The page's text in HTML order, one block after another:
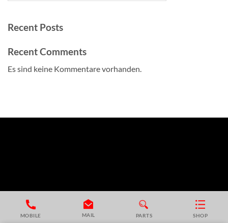
Recent Posts
Recent Comments
Es sind keine Kommentare vorhanden.
MOBILE MAIL PARTS SHOP